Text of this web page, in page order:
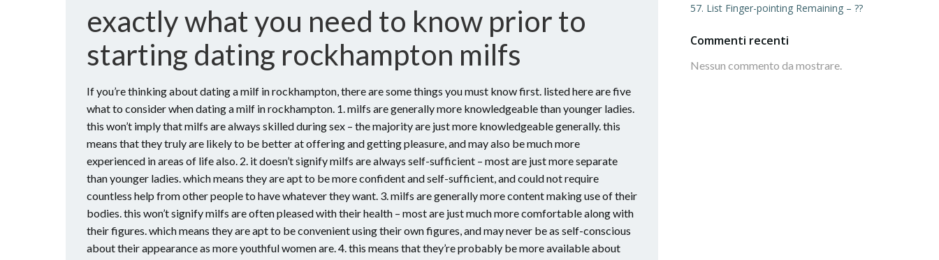
exactly what you need to know prior to
starting dating rockhampton milfs
If you’re thinking about dating a milf in rockhampton, there are some things you must know first. listed here are five
what to consider when dating a milf in rockhampton. 1. milfs are generally more knowledgeable than younger ladies.
this won’t imply that milfs are always skilled during sex – the majority are just more knowledgeable generally. this
means that they truly are likely to be better at offering and getting pleasure, and may also be much more
experienced in areas of life also. 2. it doesn’t signify milfs are always self-sufficient – most are just more separate
than younger ladies. which means they are apt to be more confident and self-sufficient, and could not require
countless help from other people to have whatever they want. 3. milfs are generally more content making use of their
bodies. this won’t signify milfs are often pleased with their health – most are just much more comfortable along with
their figures. which means they are apt to be convenient using their own figures, and may never be as self-conscious
about their appearance as more youthful women are. 4. this means that they’re probably be more available about
57. List Finger-pointing Remaining – ??
Commenti recenti
Nessun commento da mostrare.